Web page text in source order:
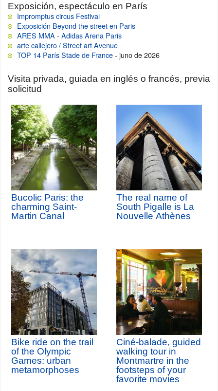
Exposición, espectáculo en París
Impromptus circus Festival
Exposición Beyond the street en Paris
ARES MMA - Adidas Arena Paris
arte callejero / Street art Avenue
TOP 14 París Stade de France- juno de 2026
Visita privada, guiada en inglés o francés, previa
solicitud
Bucolic Paris: the
charming Saint-
Martin Canal
The real name of
South Pigalle is La
Nouvelle Athènes
Bike ride on the trail
of the Olympic
Games: urban
metamorphoses
Ciné-balade, guided
walking tour in
Montmartre in the
footsteps of your
favorite movies